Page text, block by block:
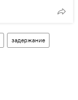
задержание